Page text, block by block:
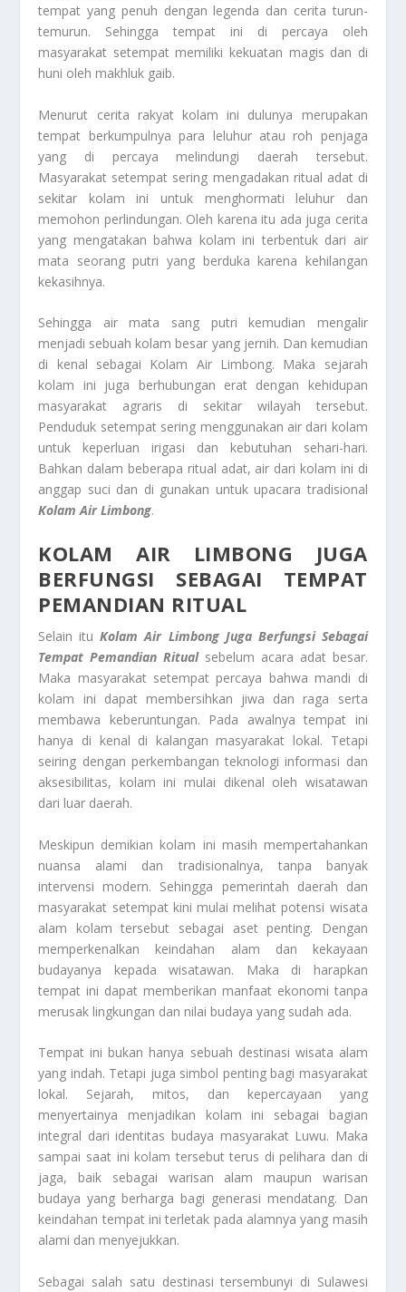
tempat yang penuh dengan legenda dan cerita turun-
temurun. Sehingga tempat ini di percaya oleh
masyarakat setempat memiliki kekuatan magis dan di
huni oleh makhluk gaib.
Menurut cerita rakyat kolam ini dulunya merupakan
tempat berkumpulnya para leluhur atau roh penjaga
yang di percaya melindungi daerah tersebut.
Masyarakat setempat sering mengadakan ritual adat di
sekitar kolam ini untuk menghormati leluhur dan
memohon perlindungan. Oleh karena itu ada juga cerita
yang mengatakan bahwa kolam ini terbentuk dari air
mata seorang putri yang berduka karena kehilangan
kekasihnya.
Sehingga air mata sang putri kemudian mengalir
menjadi sebuah kolam besar yang jernih. Dan kemudian
di kenal sebagai Kolam Air Limbong. Maka sejarah
kolam ini juga berhubungan erat dengan kehidupan
masyarakat agraris di sekitar wilayah tersebut.
Penduduk setempat sering menggunakan air dari kolam
untuk keperluan irigasi dan kebutuhan sehari-hari.
Bahkan dalam beberapa ritual adat, air dari kolam ini di
anggap suci dan di gunakan untuk upacara tradisional
Kolam Air Limbong.
KOLAM AIR LIMBONG
JUGA
BERFUNGSI SEBAGAI TEMPAT
PEMANDIAN RITUAL
Selain ituKolam Air Limbong Juga Berfungsi Sebagai
Tempat Pemandian Ritualsebelum acara adat besar.
Maka masyarakat setempat percaya bahwa mandi di
kolam ini dapat membersihkan jiwa dan raga serta
membawa keberuntungan. Pada awalnya tempat ini
hanya di kenal di kalangan masyarakat lokal. Tetapi
seiring dengan perkembangan teknologi informasi dan
aksesibilitas, kolam ini mulai dikenal oleh wisatawan
dari luar daerah.
Meskipun demikian kolam ini masih mempertahankan
nuansa alami dan tradisionalnya, tanpa banyak
intervensi modern. Sehingga pemerintah daerah dan
masyarakat setempat kini mulai melihat potensi wisata
alam kolam tersebut sebagai aset penting. Dengan
memperkenalkan keindahan alam dan kekayaan
budayanya kepada wisatawan. Maka di harapkan
tempat ini dapat memberikan manfaat ekonomi tanpa
merusak lingkungan dan nilai budaya yang sudah ada.
Tempat ini bukan hanya sebuah destinasi wisata alam
yang indah. Tetapi juga simbol penting bagi masyarakat
lokal. Sejarah, mitos, dan kepercayaan yang
menyertainya menjadikan kolam ini sebagai bagian
integral dari identitas budaya masyarakat Luwu. Maka
sampai saat ini kolam tersebut terus di pelihara dan di
jaga, baik sebagai warisan alam maupun warisan
budaya yang berharga bagi generasi mendatang. Dan
keindahan tempat ini terletak pada alamnya yang masih
alami dan menyejukkan.
Sebagai salah satu destinasi tersembunyi di Sulawesi